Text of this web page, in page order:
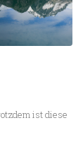
ist diese